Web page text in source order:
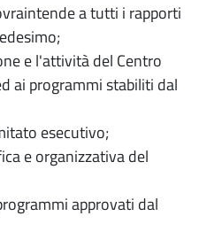
a tutti i rapporti
e l'attività del Centro
ai programmi stabiliti dal
esecutivo;
e organizzativa del
approvati dal